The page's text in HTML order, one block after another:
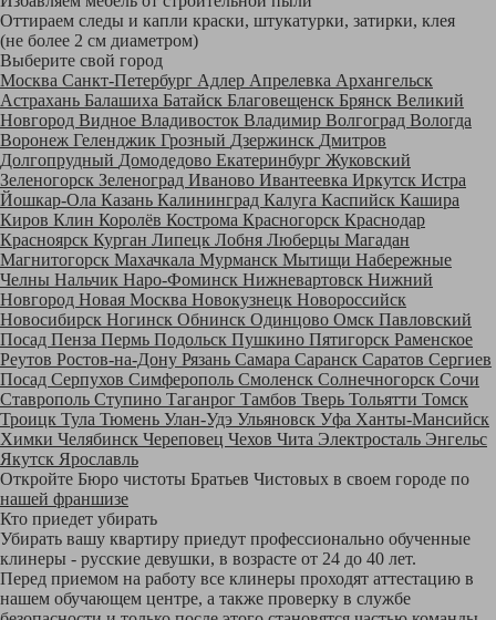
Оттираем следы и капли краски, штукатурки, затирки, клея
(не более 2 см диаметром)
Выберите свой город
Москва Санкт-Петербург Адлер Апрелевка Архангельск
Астрахань Балашиха Батайск Благовещенск Брянск Великий
Новгород Видное Владивосток Владимир Волгоград Вологда
Воронеж Геленджик Грозный Дзержинск Дмитров
Долгопрудный Домодедово Екатеринбург Жуковский
Зеленогорск Зеленоград Иваново Ивантеевка Иркутск Истра
Йошкар-Ола Казань Калининград Калуга Каспийск Кашира
Киров Клин Королёв Кострома Красногорск Краснодар
Красноярск Курган Липецк Лобня Люберцы Магадан
Магнитогорск Махачкала Мурманск Мытищи Набережные
Челны Нальчик Наро-Фоминск Нижневартовск Нижний
Новгород Новая Москва Новокузнецк Новороссийск
Новосибирск Ногинск Обнинск Одинцово Омск Павловский
Посад Пенза Пермь Подольск Пушкино Пятигорск Раменское
Реутов Ростов-на-Дону Рязань Самара Саранск Саратов Сергиев
Посад Серпухов Симферополь Смоленск Солнечногорск Сочи
Ставрополь Ступино Таганрог Тамбов Тверь Тольятти Томск
Троицк Тула Тюмень Улан-Удэ Ульяновск Уфа Ханты-Мансийск
Химки Челябинск Череповец Чехов Чита Электросталь Энгельс
Якутск Ярославль
Откройте Бюро чистоты Братьев Чистовых в своем городе по
нашей франшизе
Кто приедет убирать
Убирать вашу квартиру приедут профессионально обученные
клинеры - русские девушки, в возрасте от 24 до 40 лет.
Перед приемом на работу все клинеры проходят аттестацию в
нашем обучающем центре, а также проверку в службе